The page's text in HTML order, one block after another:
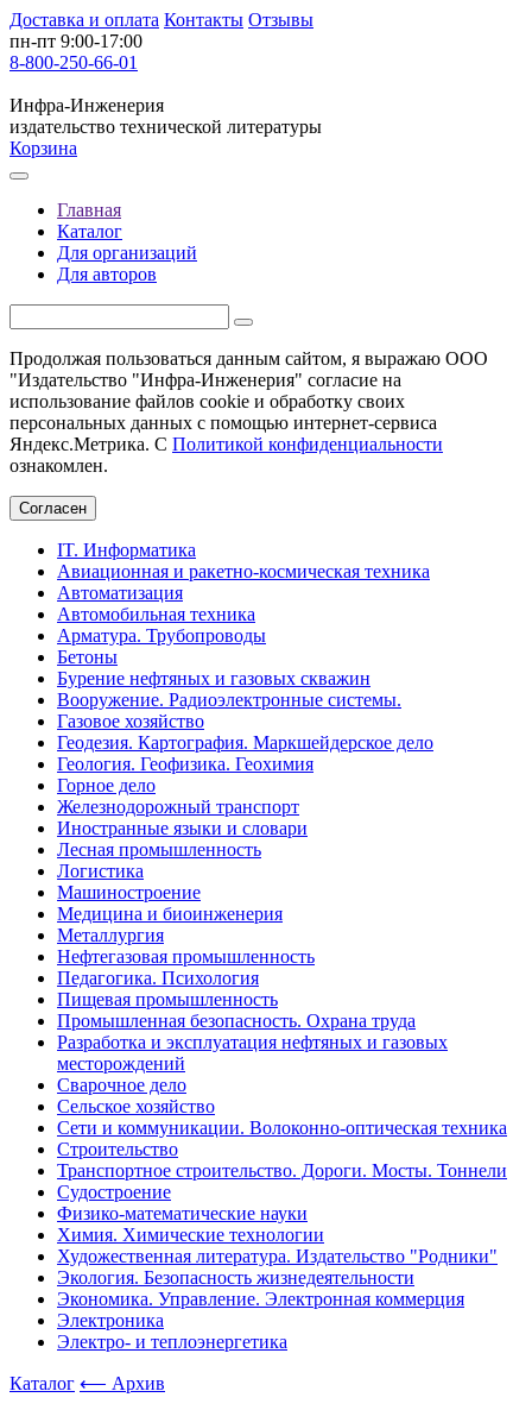
Доставка и оплата Контакты Отзывы
пн-пт 9:00-17:00
8-800-250-66-01
Инфра-Инженерия
издательство технической литературы
Корзина
Главная
Каталог
Для организаций
Для авторов
Продолжая пользоваться данным сайтом, я выражаю ООО
"Издательство "Инфра-Инженерия" согласие на
использование файлов cookie и обработку своих
персональных данных с помощью интернет-сервиса
Яндекс.Метрика. С Политикой конфиденциальности
ознакомлен.
Согласен
IT. Информатика
Авиационная и ракетно-космическая техника
Автоматизация
Автомобильная техника
Арматура. Трубопроводы
Бетоны
Бурение нефтяных и газовых скважин
Вооружение. Радиоэлектронные системы.
Газовое хозяйство
Геодезия. Картография. Маркшейдерское дело
Геология. Геофизика. Геохимия
Горное дело
Железнодорожный транспорт
Иностранные языки и словари
Лесная промышленность
Логистика
Машиностроение
Медицина и биоинженерия
Металлургия
Нефтегазовая промышленность
Педагогика. Психология
Пищевая промышленность
Промышленная безопасность. Охрана труда
Разработка и эксплуатация нефтяных и газовых
месторождений
Сварочное дело
Сельское хозяйство
Сети и коммуникации. Волоконно-оптическая техника
Строительство
Транспортное строительство. Дороги. Мосты. Тоннели
Судостроение
Физико-математические науки
Химия. Химические технологии
Художественная литература. Издательство "Родники"
Экология. Безопасность жизнедеятельности
Экономика. Управление. Электронная коммерция
Электроника
Электро- и теплоэнергетика
Каталог ⟵ Архив